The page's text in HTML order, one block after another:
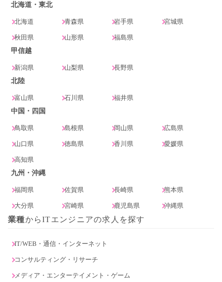
北海道・東北
北海道 青森県 岩手県 宮城県
秋田県 山形県
福島県
甲信越
新潟県 山梨県
長野県
北陸
富山県 石川県
福井県
中国・四国
鳥取県 島根県 岡山県 広島県
山口県 徳島県 香川県 愛媛県
高知県
九州・沖縄
福岡県 佐賀県 長崎県 熊本県
大分県 宮崎県 鹿児島県 沖縄県
業種からITエンジニアの求人を探す
IT/WEB・通信・インターネット
コンサルティング・リサーチ
メディア・エンターテイメント・ゲーム